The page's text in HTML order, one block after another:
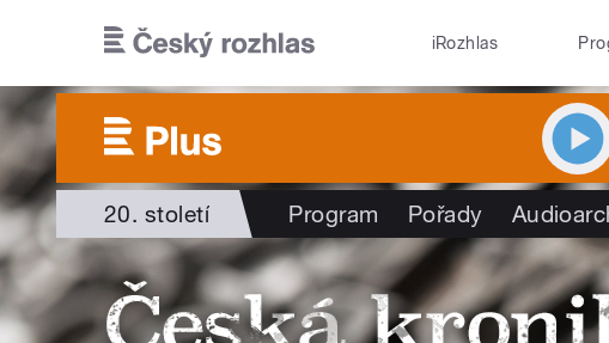
iRozhlas
20. století Program Pořady